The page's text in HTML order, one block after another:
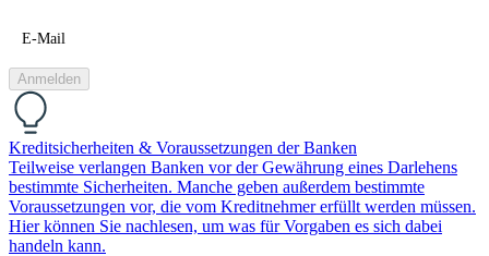
E-Mail
Anmelden
Kreditsicherheiten & Voraussetzungen der Banken
Teilweise verlangen Banken vor der Gewährung eines Darlehens
bestimmte Sicherheiten. Manche geben außerdem bestimmte
Voraussetzungen vor, die vom Kreditnehmer erfüllt werden müssen.
Hier können Sie nachlesen, um was für Vorgaben es sich dabei
handeln kann.